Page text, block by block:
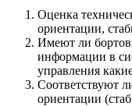
Оценка
ориентации,
Имеют ли
информации в
управления
Соответствуют
ориентации